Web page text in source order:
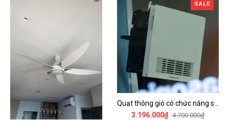
SALE
Quạt thông gió có chức năng sưởi ấm, dùng cho phòng tắm - FV-30BZ1
3.196.000₫ 4.700.000₫